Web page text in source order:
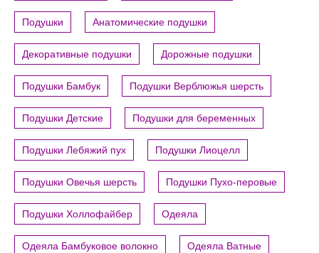
Подушки Анатомические подушки
Декоративные подушки Дорожные подушки
Подушки Бамбук Подушки Верблюжья шерсть
Подушки Детские Подушки для беременных
Подушки Лебяжий пух Подушки Лиоцелл
Подушки Овечья шерсть Подушки Пухо-перовые
Подушки Холлофайбер Одеяла
Одеяла Бамбуковое волокно Одеяла Ватные